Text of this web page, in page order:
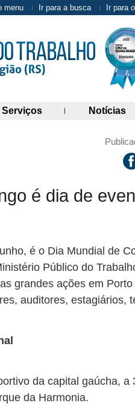
menu Ir para a busca Ir para
de links)
Serviços(abre painel de links)
Notícias
é dia de
é o Dia Mundial de
Público do
grandes ações em
auditores, estagiários,
da capital gaúcha,
da Harmonia.